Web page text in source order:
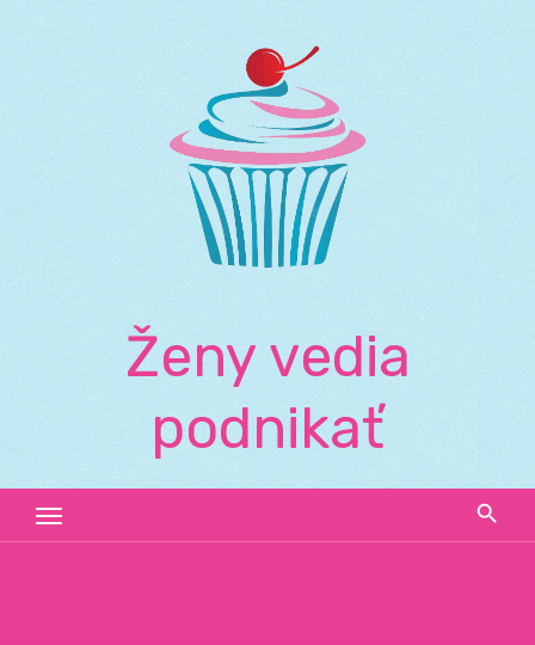
Ženy vedia
podnikať